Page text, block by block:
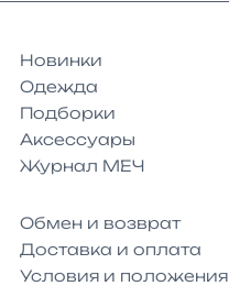
Новинки
Одежда
Подборки
Аксессуары
Журнал МЕЧ
Обмен и возврат
Доставка и оплата
Условия и положения